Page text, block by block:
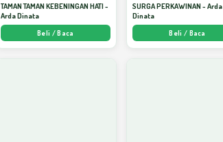
TAMAN TAMAN KEBENINGAN HATI -
Arda Dinata
Beli / Baca
SURGA PERKAWINAN - Arda
Dinata
Beli / Baca